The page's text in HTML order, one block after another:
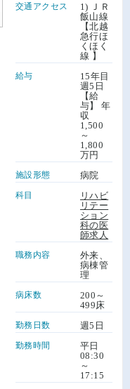
交通アクセス
1) ＪＲ
飯山線
【北越
急行ほ
くほく
線 】
給与
15年目
週5日
【給
与】 年
収
1,500
～
1,800
万円
施設形態 病院
科目
リハビ
リテー
ション
科の医
師求人
職務内容
外来、
病棟管
理
病床数
200～
499床
勤務日数 週5日
勤務時間
平日
08:30
～
17:15